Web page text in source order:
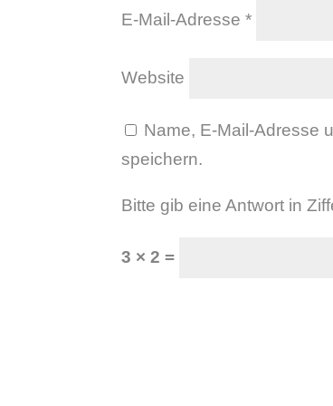
E-Mail-Adresse*
Website
Name, E-Mail-Adresse
speichern.
Bitte gib eine Antwort in
3 × 2 =